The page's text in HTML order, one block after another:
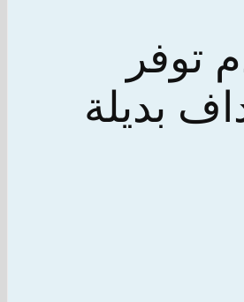
توفر
بديلة